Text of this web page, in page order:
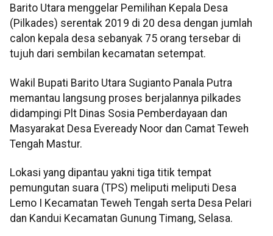
Barito Utara menggelar Pemilihan Kepala Desa
(Pilkades) serentak 2019 di 20 desa dengan jumlah
calon kepala desa sebanyak 75 orang tersebar di
tujuh dari sembilan kecamatan setempat.
Wakil Bupati Barito Utara Sugianto Panala Putra
memantau langsung proses berjalannya pilkades
didampingi Plt Dinas Sosia Pemberdayaan dan
Masyarakat Desa Eveready Noor dan Camat Teweh
Tengah Mastur.
Lokasi yang dipantau yakni tiga titik tempat
pemungutan suara (TPS) meliputi meliputi Desa
Lemo I Kecamatan Teweh Tengah serta Desa Pelari
dan Kandui Kecamatan Gunung Timang, Selasa.